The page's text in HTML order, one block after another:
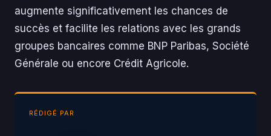
augmente significativement les chances de
succès et facilite les relations avec les grands
groupes bancaires comme BNP Paribas, Société
Générale ou encore Crédit Agricole.
RÉDIGÉ PAR